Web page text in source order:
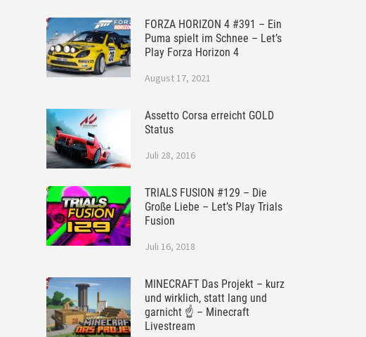
FORZA HORIZON 4 #391 – Ein
Puma spielt im Schnee – Let’s
Play Forza Horizon 4
August 17, 2021
Assetto Corsa erreicht GOLD
Status
Juli 28, 2016
TRIALS FUSION #129 – Die
Große Liebe – Let’s Play Trials
Fusion
Juli 16, 2018
MINECRAFT Das Projekt – kurz
und wirklich, statt lang und
garnicht ☝ – Minecraft
Livestream